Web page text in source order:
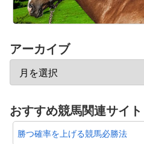
アーカイブ
おすすめ競馬関連サイト
勝つ確率を上げる競馬必勝法